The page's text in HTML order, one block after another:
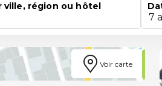
ville, région ou hôtel
7
Voir carte